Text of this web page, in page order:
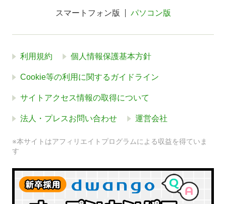
スマートフォン版 パソコン版
利用規約 個人情報保護基本方針
Cookie等の利用に関するガイドライン
サイトアクセス情報の取得について
法人・プレスお問い合わせ 運営会社
※本サイトはアフィリエイトプログラムによる収益を得ていま
す